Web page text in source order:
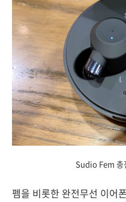
Sudio Fem 충
펨을 비롯한 완전무선 이어